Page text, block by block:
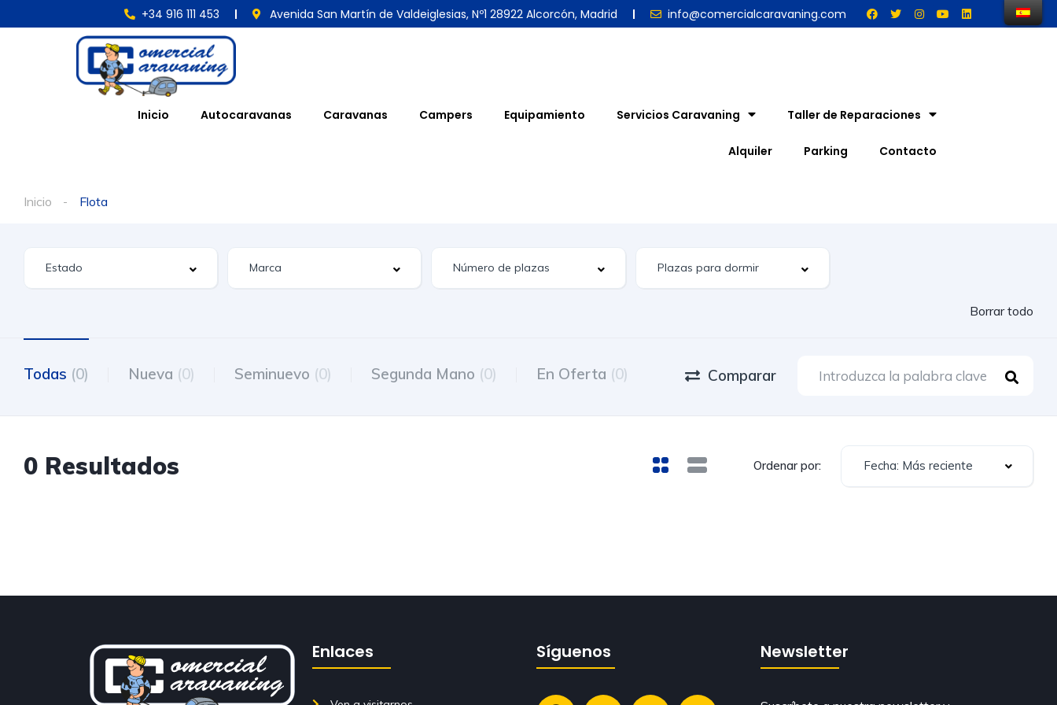
+34 916 111 453 Avenida San Martín de Valdeiglesias, Nº1 28922 Alcorcón, Madrid info@comercialcaravaning.com
Inicio Autocaravanas Caravanas Campers Equipamiento Servicios Caravaning Taller de Reparaciones
Alquiler Parking Contacto
Inicio Flota
Borrar todo
Todas (0) Nueva (0) Seminuevo (0) Segunda Mano (0) En Oferta (0) Comparar
0 Resultados Ordenar por: Fecha: Más reciente
Enlaces Síguenos Newsletter